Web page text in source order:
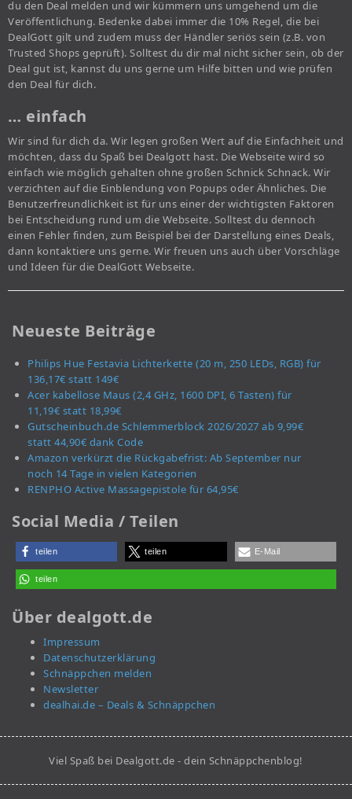
du den Deal melden und wir kümmern uns umgehend um die
Veröffentlichung. Bedenke dabei immer die 10% Regel, die bei
DealGott gilt und zudem muss der Händler seriös sein (z.B. von
Trusted Shops geprüft). Solltest du dir mal nicht sicher sein, ob der
Deal gut ist, kannst du uns gerne um Hilfe bitten und wie prüfen
den Deal für dich.
… einfach
Wir sind für dich da. Wir legen großen Wert auf die Einfachheit und
möchten, dass du Spaß bei Dealgott hast. Die Webseite wird so
einfach wie möglich gehalten ohne großen Schnick Schnack. Wir
verzichten auf die Einblendung von Popups oder Ähnliches. Die
Benutzerfreundlichkeit ist für uns einer der wichtigsten Faktoren
bei Entscheidung rund um die Webseite. Solltest du dennoch
einen Fehler finden, zum Beispiel bei der Darstellung eines Deals,
dann kontaktiere uns gerne. Wir freuen uns auch über Vorschläge
und Ideen für die DealGott Webseite.
Neueste Beiträge
Philips Hue Festavia Lichterkette (20 m, 250 LEDs, RGB) für
136,17€ statt 149€
Acer kabellose Maus (2,4 GHz, 1600 DPI, 6 Tasten) für
11,19€ statt 18,99€
Gutscheinbuch.de Schlemmerblock 2026/2027 ab 9,99€
statt 44,90€ dank Code
Amazon verkürzt die Rückgabefrist: Ab September nur
noch 14 Tage in vielen Kategorien
RENPHO Active Massagepistole für 64,95€
Social Media / Teilen
teilen teilen E-Mail
teilen
Über dealgott.de
Impressum
Datenschutzerklärung
Schnäppchen melden
Newsletter
dealhai.de – Deals & Schnäppchen
Viel Spaß bei Dealgott.de - dein Schnäppchenblog!